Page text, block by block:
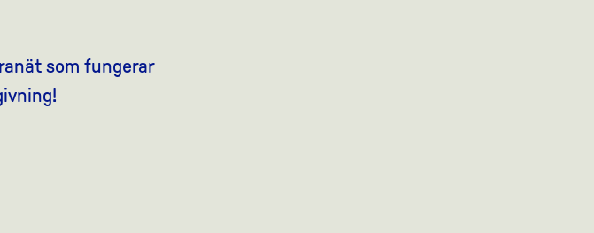
som fungerar